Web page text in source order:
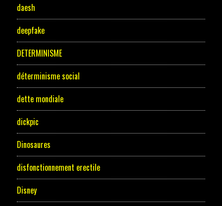
daesh
deepfake
DETERMINISME
déterminisme social
dette mondiale
dickpic
Dinosaures
disfonctionnement erectile
Disney